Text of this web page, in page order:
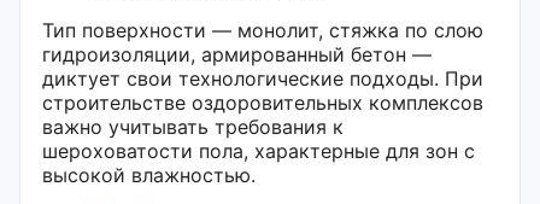
Тип поверхности — монолит, стяжка по слою
гидроизоляции, армированный бетон —
диктует свои технологические подходы. При
строительстве оздоровительных комплексов
важно учитывать требования к
шероховатости пола, характерные для зон с
высокой влажностью.